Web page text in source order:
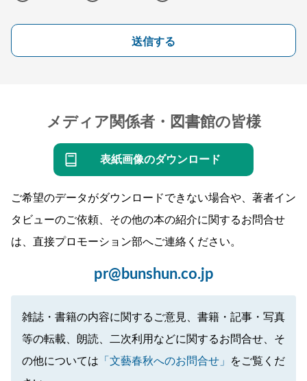
送信する
メディア関係者・図書館の皆様
表紙画像のダウンロード
ご希望のデータがダウンロードできない場合や、著者イン
タビューのご依頼、その他の本の紹介に関するお問合せ
は、直接プロモーション部へご連絡ください。
pr@bunshun.co.jp
雑誌・書籍の内容に関するご意見、書籍・記事・写真
等の転載、朗読、二次利用などに関するお問合せ、そ
の他については 「文藝春秋へのお問合せ」
をご覧くだ